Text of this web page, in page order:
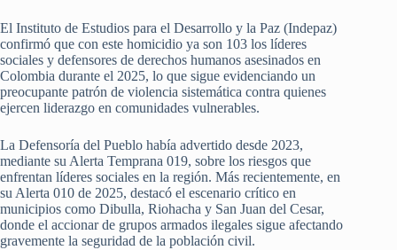
El Instituto de Estudios para el Desarrollo y la Paz (Indepaz)
confirmó que con este homicidio ya son 103 los líderes
sociales y defensores de derechos humanos asesinados en
Colombia durante el 2025, lo que sigue evidenciando un
preocupante patrón de violencia sistemática contra quienes
ejercen liderazgo en comunidades vulnerables.
La Defensoría del Pueblo había advertido desde 2023,
mediante su Alerta Temprana 019, sobre los riesgos que
enfrentan líderes sociales en la región. Más recientemente, en
su Alerta 010 de 2025, destacó el escenario crítico en
municipios como Dibulla, Riohacha y San Juan del Cesar,
donde el accionar de grupos armados ilegales sigue afectando
gravemente la seguridad de la población civil.